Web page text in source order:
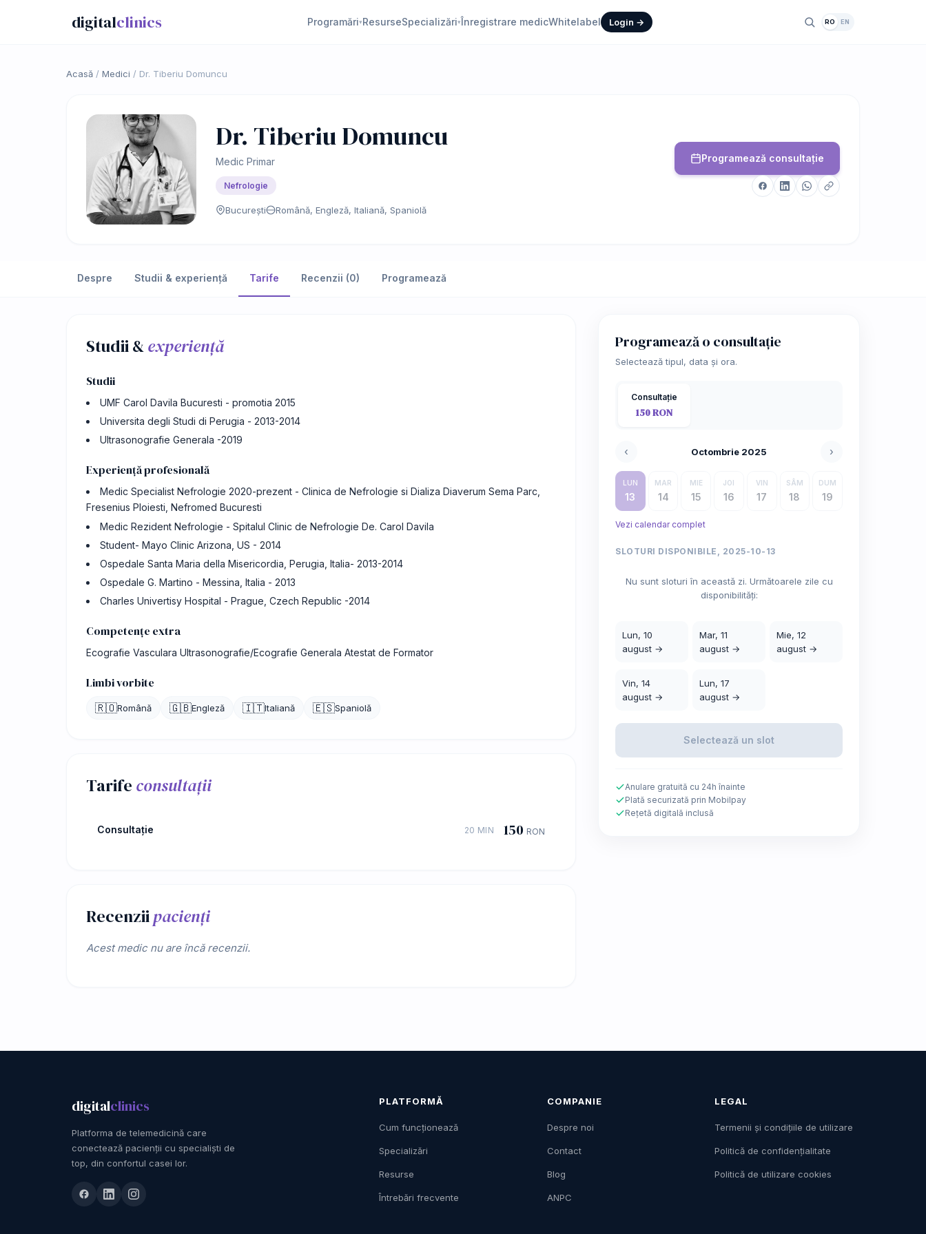
digitalclinics Programări▾ResurseSpecializări▾Înregistrare medicWhitelabel Login → RO EN
Acasă / Medici / Dr. Tiberiu Domuncu
Dr. Tiberiu Domuncu
Medic Primar
Nefrologie
București Română, Engleză, Italiană, Spaniolă
Programează consultație
Despre Studii & experiență Tarife Recenzii (0) Programează
Studii &experiență
Studii
UMF Carol Davila Bucuresti - promotia 2015
Universita degli Studi di Perugia - 2013-2014
Ultrasonografie Generala -2019
Experiență profesională
Medic Specialist Nefrologie 2020-prezent - Clinica de Nefrologie si Dializa Diaverum Sema Parc,
Fresenius Ploiesti, Nefromed Bucuresti
Medic Rezident Nefrologie - Spitalul Clinic de Nefrologie De. Carol Davila
Student- Mayo Clinic Arizona, US - 2014
Ospedale Santa Maria della Misericordia, Perugia, Italia- 2013-2014
Ospedale G. Martino - Messina, Italia - 2013
Charles Univertisy Hospital - Prague, Czech Republic -2014
Competențe extra
Ecografie Vasculara Ultrasonografie/Ecografie Generala Atestat de Formator
Limbi vorbite
🇷🇴Română 🇬🇧Engleză 🇮🇹Italiană 🇪🇸Spaniolă
Tarife consultații
Consultație 20 MIN 150 RON
Recenziipacienți
Acest medic nu are încă recenzii.
Programează o consultație
Selectează tipul, data și ora.
Consultație
150 RON
‹ Octombrie 2025 ›
LUN
13
MAR
14
MIE
15
JOI
16
VIN
17
SÂM
18
DUM
19
Vezi calendar complet
SLOTURI DISPONIBILE, 2025-10-13
Nu sunt sloturi în această zi. Următoarele zile cu
disponibilități:
Lun, 10
august →
Mar, 11
august →
Mie, 12
august →
Vin, 14
august →
Lun, 17
august →
Selectează un slot
Anulare gratuită cu 24h înainte
Plată securizată prin Mobilpay
Rețetă digitală inclusă
digitalclinics
Platforma de telemedicină care
conectează pacienții cu specialiști de
top, din confortul casei lor.
PLATFORMĂ
Cum funcționează
Specializări
Resurse
Întrebări frecvente
COMPANIE
Despre noi
Contact
Blog
ANPC
LEGAL
Termenii și condițiile de utilizare
Politică de confidențialitate
Politică de utilizare cookies